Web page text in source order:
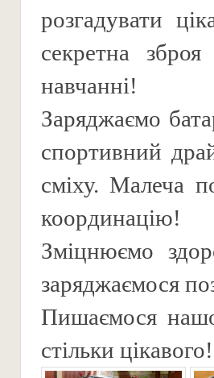
розгадувати
секретна
навчанні!
Заряджаємо
спортивний
сміху. Малеча
координацію!
Зміцнюємо
заряджаємося
Пишаємося
стільки цікавого!